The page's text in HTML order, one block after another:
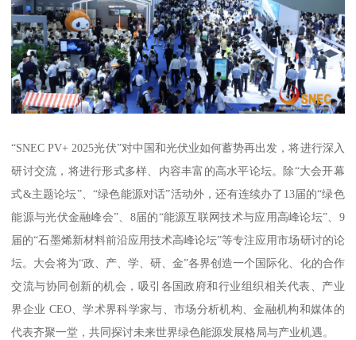
“SNEC PV+ 2025光伏”对中国和光伏业如何蓄势再出发，将进行深入
研讨交流，将进行形式多样、内容丰富的高水平论坛。除“大会开幕
式&主题论坛”、“绿色能源对话”活动外，还有连续办了13届的“绿色
能源与光伏金融峰会”、8届的“能源互联网技术与应用高峰论坛”、9
届的“石墨烯新材料前沿应用技术高峰论坛”等专注应用市场研讨的论
坛。大会将为“政、产、学、研、金”各界创造一个国际化、化的合作
交流与协同创新的机会，吸引各国政府和行业组织相关代表、产业
界企业 CEO、学术界科学家与、市场分析机构、金融机构和媒体的
代表齐聚一堂，共同探讨未来世界绿色能源发展格局与产业机遇。